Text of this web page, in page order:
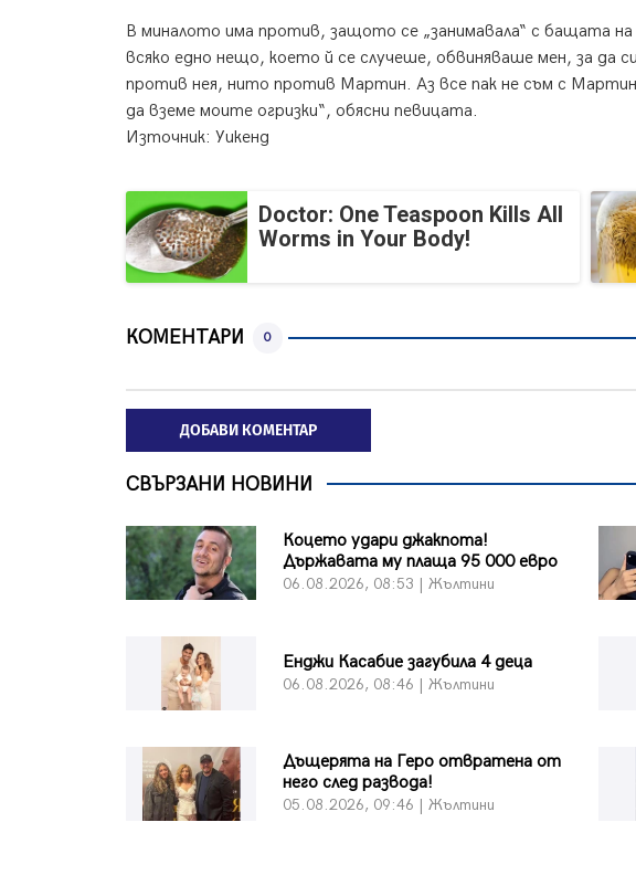
В миналото има против, защото се „занимавала“ с бащата
всяко едно нещо, което й се случеше, обвиняваше мен, за да
против нея, нито против Мартин. Аз все пак не съм с
да вземе моите огризки“, обясни певицата.
Източник: Уикенд
Doctor: One Teaspoon Kills All
Worms in Your Body!
КОМЕНТАРИ 0
ДОБАВИ КОМЕНТАР
СВЪРЗАНИ НОВИНИ
Коцето удари джакпота!
Държавата му плаща 95 000 евро
06.08.2026, 08:53 | Жълтини
Енджи Касабие загубила 4 деца
06.08.2026, 08:46 | Жълтини
Дъщерята на Геро отвратена от
него след развода!
05.08.2026, 09:46 | Жълтини